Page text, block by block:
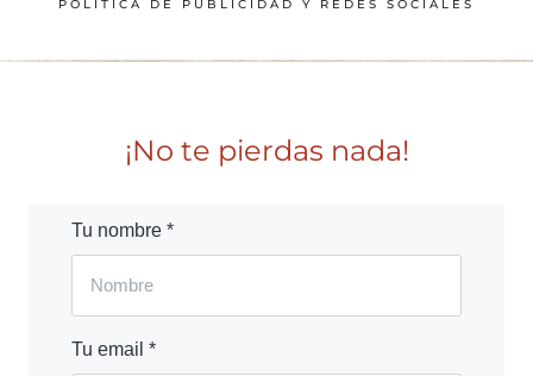
POLÍTICA DE PUBLICIDAD Y REDES SOCIALES
¡No te pierdas nada!
Tu nombre *
Tu email *